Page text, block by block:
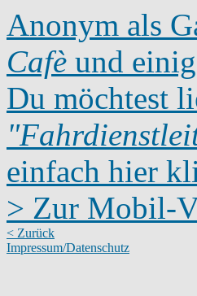
Anonym als
Cafè und
Du möchtest
einfach hier
> Zur Mobil-
< Zurück
Impressum/Datenschutz